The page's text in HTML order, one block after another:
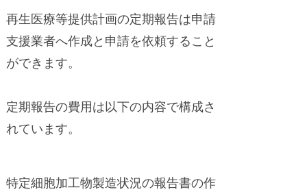
再生医療等提供計画の定期報告は申請
支援業者へ作成と申請を依頼すること
ができます。
定期報告の費用は以下の内容で構成さ
れています。
特定細胞加工物製造状況の報告書の作